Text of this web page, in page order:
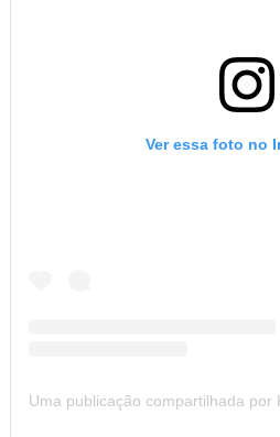
Ver essa foto no